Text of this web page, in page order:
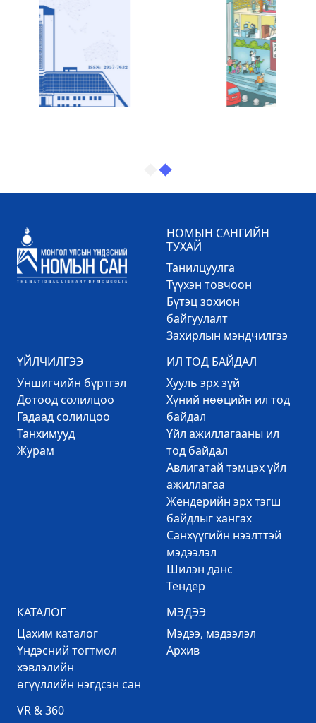
НОМЫН САНГИЙН
ТУХАЙ
Танилцуулга
Түүхэн товчоон
Бүтэц зохион
байгуулалт
Захирлын мэндчилгээ
ҮЙЛЧИЛГЭЭ
Уншигчийн бүртгэл
Дотоод солилцоо
Гадаад солилцоо
Танхимууд
Журам
ИЛ ТОД БАЙДАЛ
Хууль эрх зүй
Хүний нөөцийн ил тод
байдал
Үйл ажиллагааны ил
тод байдал
Авлигатай тэмцэх үйл
ажиллагаа
Жендерийн эрх тэгш
байдлыг хангах
Санхүүгийн нээлттэй
мэдээлэл
Шилэн данс
Тендер
КАТАЛОГ
Цахим каталог
Үндэсний тогтмол
хэвлэлийн
өгүүллийн нэгдсэн сан
МЭДЭЭ
Mэдээ, мэдээлэл
Архив
VR & 360